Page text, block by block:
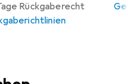
Rückgaberecht